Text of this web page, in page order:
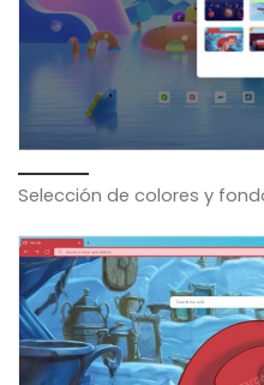
Selección de colores y